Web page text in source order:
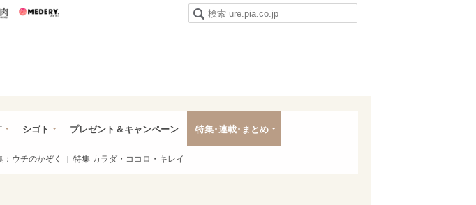
うまい肉
シゴト プレゼント＆キャンペーン 特集･連載･まとめ
：ウチのかぞく 特集 カラダ・ココロ・キレイ